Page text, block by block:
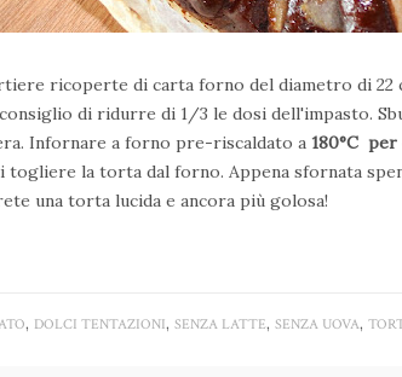
ricoperte di carta forno del diametro di 22
di ridurre di 1/3 le dosi dell'impasto.
Infornare a forno pre-riscaldato a 180°C per
togliere la torta dal forno. Appena sfornata
una torta lucida e ancora più golosa!
, DOLCI TENTAZIONI, SENZA LATTE, SENZA UOVA,